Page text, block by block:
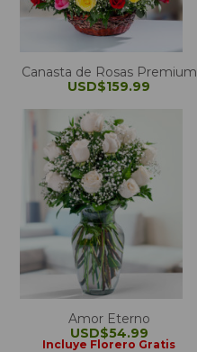
Canasta de Rosas Premium
USD$159.99
Amor Eterno
USD$54.99
Incluye Florero Gratis